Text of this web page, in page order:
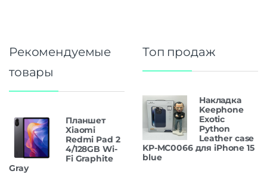
Рекомендуемые
товары
Планшет
Xiaomi
Redmi Pad 2
4/128GB Wi-
Fi Graphite
Gray
Топ продаж
Накладка
Keephone
Exotic
Python
Leather case
KP-MC0066 для iPhone 15
blue